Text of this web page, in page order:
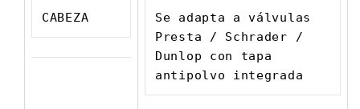
CABEZA
Se adapta a válvulas
Presta / Schrader /
Dunlop con tapa
antipolvo integrada